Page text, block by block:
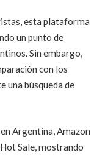
esta plataforma
un punto de
Sin embargo,
con los
una búsqueda de
Argentina, Amazon
Sale, mostrando